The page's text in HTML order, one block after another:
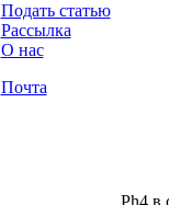
Подать статью
Рассылка
О нас
Почта